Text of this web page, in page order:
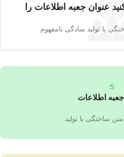
عنوان جعبه اطلاعات را
با تولید سادگی نامفهوم
S
اطلاعات
ساختگی با تولید.